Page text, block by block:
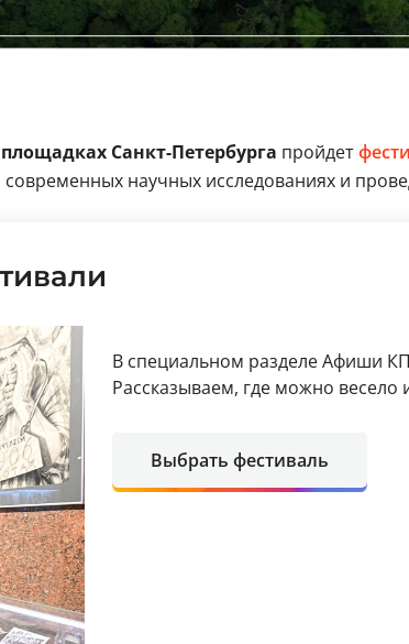
Санкт-Петербурга пройдет
современных научных исследованиях и
В специальном разделе Афиши
Рассказываем, где можно
Выбрать фестиваль